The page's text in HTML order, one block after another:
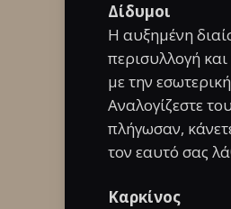
Δίδυμοι
Η αυξημένη
περισυλλογή
με την
Αναλογίζεστε
πλήγωσαν,
τον εαυτό σας
Καρκίνος